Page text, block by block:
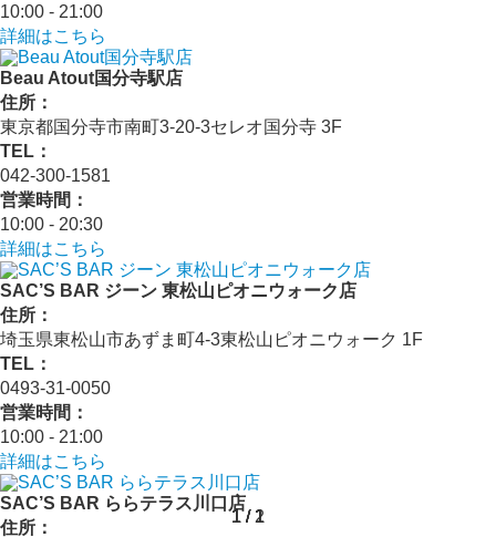
10:00 - 21:00
詳細はこちら
Beau Atout国分寺駅店
住所：
東京都国分寺市南町3-20-3セレオ国分寺 3F
TEL：
042-300-1581
営業時間：
10:00 - 20:30
詳細はこちら
SAC’S BAR ジーン 東松山ピオニウォーク店
住所：
埼玉県東松山市あずま町4-3東松山ピオニウォーク 1F
TEL：
0493-31-0050
営業時間：
10:00 - 21:00
詳細はこちら
SAC’S BAR ららテラス川口店
住所：
1/ 1
1/ 1
1/ 1
1/ 1
1/ 2
1/ 1